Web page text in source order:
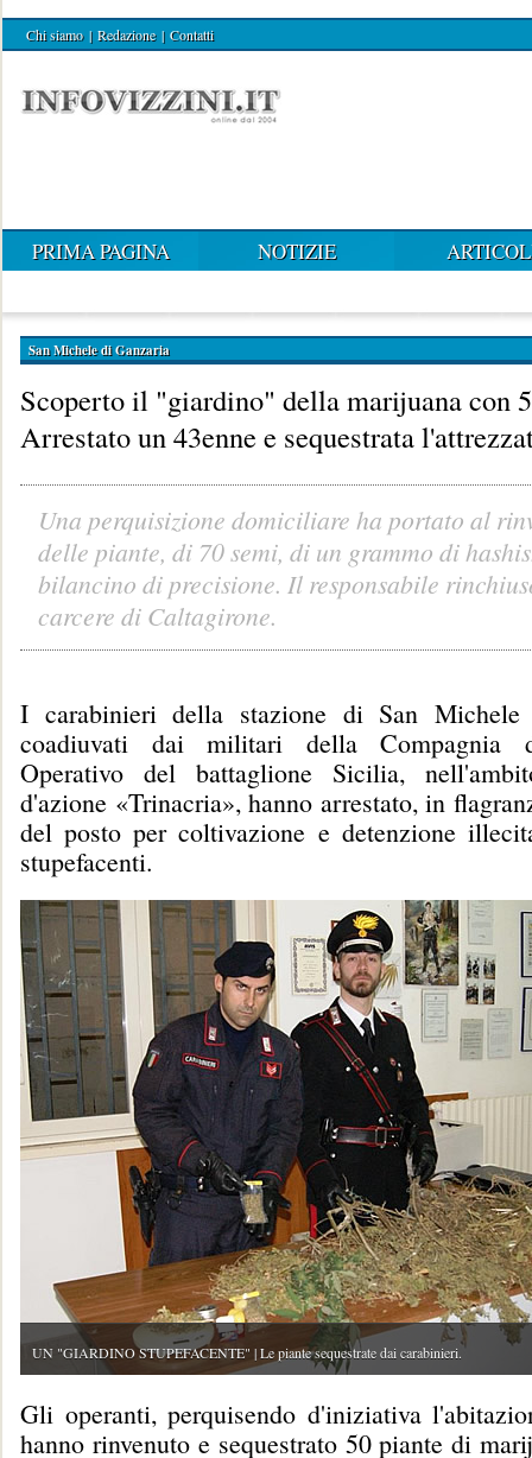
Chi siamo | Redazione | Contatti
PRIMA PAGINA NOTIZIE
San Michele di Ganzaria
Scoperto il "giardino" della marijuana con
Arrestato un 43enne e sequestrata
Una perquisizione domiciliare ha portato al
delle piante, di 70 semi, di un grammo di
bilancino di precisione. Il responsabile
carcere di Caltagirone.
I carabinieri della stazione di San Michele
coadiuvati dai militari della Compagnia
Operativo del battaglione Sicilia,
d'azione «Trinacria», hanno arrestato, in
del posto per coltivazione e detenzione
stupefacenti.
UN "GIARDINO STUPEFACENTE" | Le piante sequestrate dai carabinieri.
Gli operanti, perquisendo d'iniziativa
hanno rinvenuto e sequestrato 50 piante di